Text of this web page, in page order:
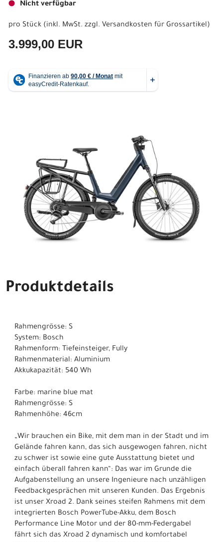
Nicht verfügbar
pro Stück (inkl. MwSt. zzgl. Versandkosten für Grossartikel)
3.999,00 EUR
Produktdetails
Rahmengrösse: S
System: Bosch
Rahmenform: Tiefeinsteiger, Fully
Rahmenmaterial: Aluminium
Akkukapazität: 540 Wh
Farbe: marine blue mat
Rahmengrösse: S
Rahmenhöhe: 46cm
„Wir brauchen ein Bike, mit dem man in der Stadt und im
Gelände fahren kann, das sich ausgewogen fahren, nicht
zu schwer ist sowie eine gute Ausstattung bietet und
einfach überall fahren kann“: Das war im Grunde die
Aufgabenstellung an unsere Ingenieure nach unzähligen
Feedbackgesprächen mit unseren Kunden. Das Ergebnis
ist unser Xroad 2. Dank seines steifen Rahmens mit dem
integrierten Bosch PowerTube-Akku, dem Bosch
Performance Line Motor und der 80-mm-Federgabel
fährt sich das Xroad 2 dynamisch und komfortabel